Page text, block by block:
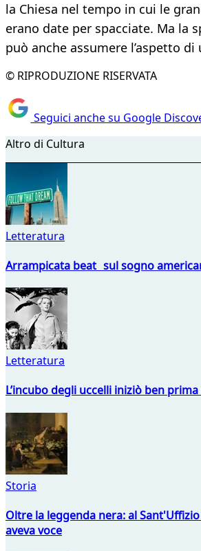
la Chiesa nel tempo in cui le
erano date per spacciate. Ma la
può anche assumere l’aspetto
© RIPRODUZIONE RISERVATA
Seguici anche su Google
Altro di Cultura
Letteratura
Arrampicata beat sul sogno
Letteratura
L’incubo degli uccelli iniziò ben
Storia
Oltre la leggenda nera: al
aveva voce